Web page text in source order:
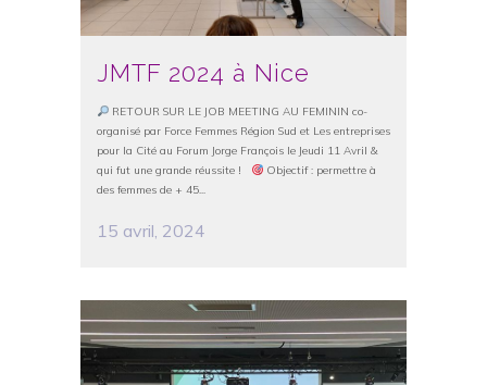
JMTF 2024 à Nice
RETOUR SUR LE JOB MEETING AU FEMININ co-
organisé par Force Femmes Région Sud et Les entreprises
pour la Cité au Forum Jorge François le Jeudi 11 Avril &
qui fut une grande réussite !
Objectif : permettre à
des femmes de + 45...
15 avril, 2024